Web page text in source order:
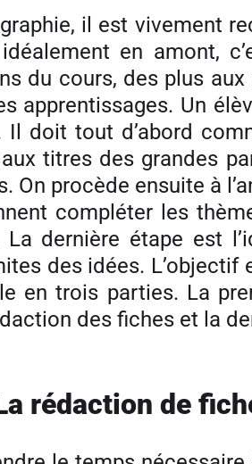
il est vivement
en amont,
du cours, des plus
apprentissages. Un
Il doit tout d’abord
titres des grandes
On procède ensuite à
compléter les
La dernière étape est
des idées.
en trois parties. La
des fiches et la
rédaction de